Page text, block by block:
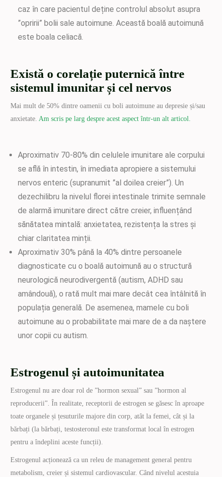
caz în care pacientul deține controlul absolut asupra
”opririi” bolii sale autoimune. Această boală autoimună
este boala celiacă.
Există o corelație puternică între
sistemul imunitar și cel nervos
Mai mult de 50% dintre oamenii cu boli autoimune au depresie și/sau
anxietate. Am scris pe larg despre acest aspect într-un alt articol.
Aproximativ 70-80% din celulele imunitare ale corpului
se află în intestin, în imediata apropiere a sistemului
nervos enteric (supranumit ”al doilea creier”). Un
dezechilibru la nivelul florei intestinale trimite semnale
de alarmă imunitare direct către creier, influențând
sănătatea mintală: anxietatea, rezistența la stres și
chiar claritatea minții.
Aproximativ 30% până la 40% dintre persoanele
diagnosticate cu o boală autoimună au o structură
neurologică neurodivergentă (autism, ADHD sau
amândouă), o rată mult mai mare decât cea întâlnită în
populația generală. De asemenea, mamele cu boli
autoimune au o probabilitate mai mare de a da naștere
unor copii cu autism.
Estrogenul și autoimunitatea
Estrogenul nu are doar rol de ”hormon sexual” sau ”hormon al
reproducerii”. În realitate, receptorii de estrogen se găsesc în aproape
toate organele și țesuturile majore din corp, atât la femei, cât și la
bărbați (la bărbați, testosteronul este transformat local în estrogen
pentru a îndeplini aceste funcții).
Estrogenul acționează ca un releu de management general pentru
metabolism, creier și sistemul cardiovascular. Când nivelul acestuia